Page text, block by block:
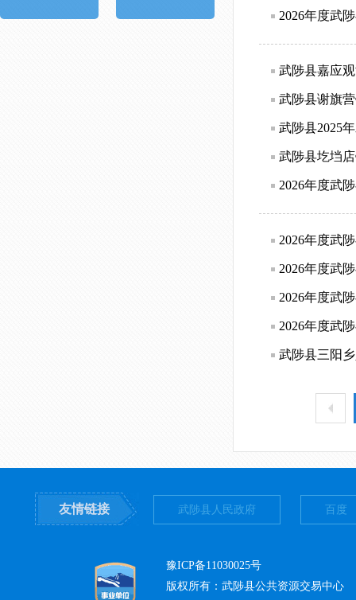
2026年度武
武陟县嘉应
武陟县谢旗
武陟县2025
武陟县圪垱
2026年度武
2026年度武
2026年度武
2026年度武
2026年度武
武陟县三阳
友情链接 武陟县人民政府 百度
豫ICP备11030025号
版权所有：武陟县公共资源交易中心